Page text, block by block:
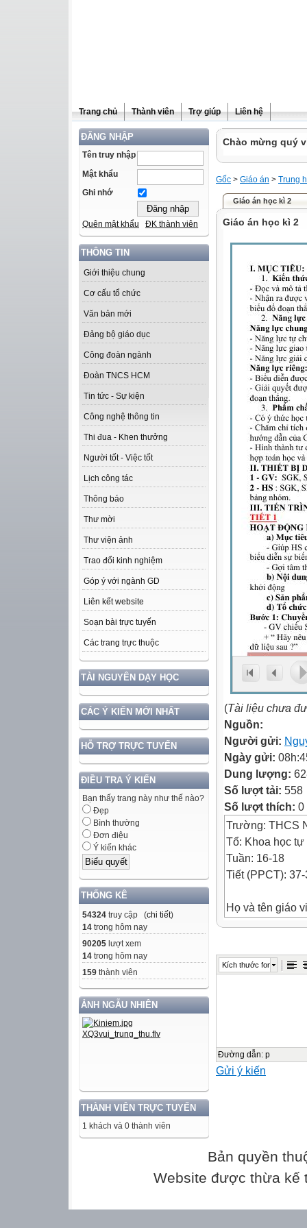
Trang chủ Thành viên Trợ giúp Liên hệ
ĐĂNG NHẬP
Tên truy nhập
Mật khẩu
Ghi nhớ
Quên mật khẩu ĐK thành viên
THÔNG TIN
Giới thiệu chung
Cơ cấu tổ chức
Văn bản mới
Đảng bộ giáo dục
Công đoàn ngành
Đoàn TNCS HCM
Tin tức - Sự kiện
Công nghệ thông tin
Thi đua - Khen thưởng
Người tốt - Việc tốt
Lịch công tác
Thông báo
Thư mời
Thư viện ảnh
Trao đổi kinh nghiệm
Góp ý với ngành GD
Liên kết website
Soạn bài trực tuyến
Các trang trực thuộc
TÀI NGUYÊN DẠY HỌC
CÁC Ý KIẾN MỚI NHẤT
HỖ TRỢ TRỰC TUYẾN
ĐIỀU TRA Ý KIẾN
Bạn thấy trang này như thế nào?
Đẹp
Bình thường
Đơn điệu
Ý kiến khác
THỐNG KÊ
54324 truy cập (chi tiết)
14 trong hôm nay
90205 lượt xem
14 trong hôm nay
159 thành viên
ẢNH NGẪU NHIÊN
THÀNH VIÊN TRỰC TUYẾN
1 khách và 0 thành viên
Chào mừng quý
Gốc > Giáo án > Trung
Giáo án học kì 2
Giáo án học kì 2
(Tài liệu chưa
Nguồn:
Người gửi:
Ngày gửi:
Dung lượng:
Số lượt tải: 558
Số lượt thích: 0
Trường: THCS
Tổ: Khoa học tự
Tuần: 16-18
Tiết (PPCT):
Họ và tên giáo
Thời gian thực
- Nhận ra được
liệu thu được ở
- Năng lực giao
- Năng lực giải
Kích thước font
Đường dẫn: p
Gửi ý kiến
Bản quyền
Website được thừa